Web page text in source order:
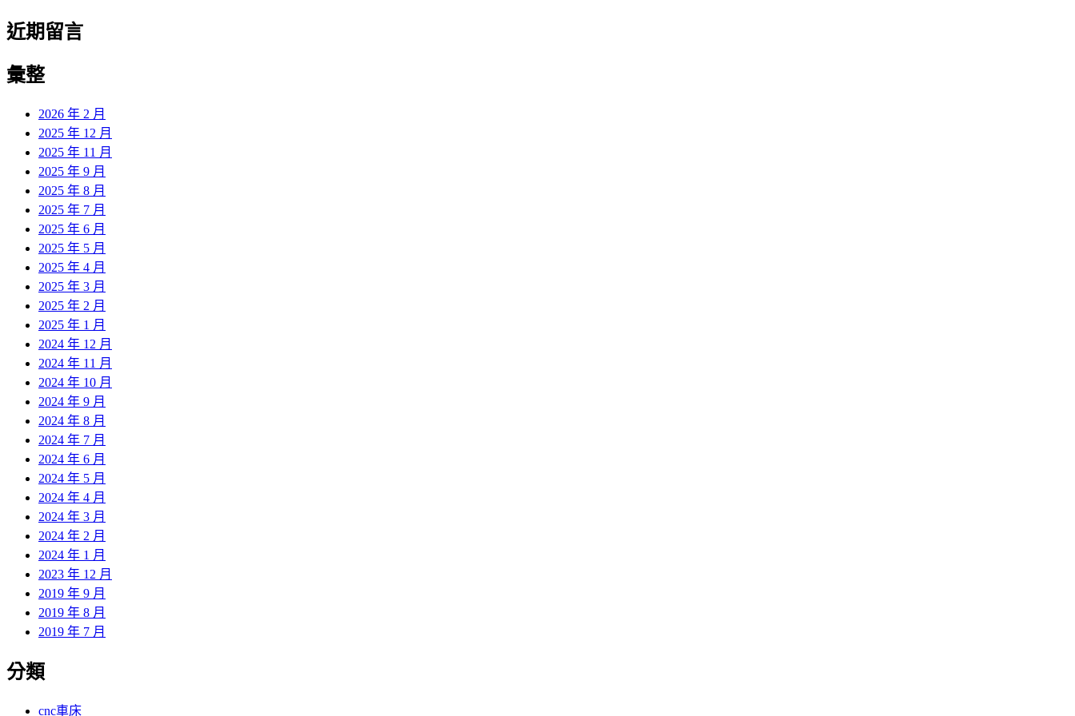
近期留言
彙整
2026 年 2 月
2025 年 12 月
2025 年 11 月
2025 年 9 月
2025 年 8 月
2025 年 7 月
2025 年 6 月
2025 年 5 月
2025 年 4 月
2025 年 3 月
2025 年 2 月
2025 年 1 月
2024 年 12 月
2024 年 11 月
2024 年 10 月
2024 年 9 月
2024 年 8 月
2024 年 7 月
2024 年 6 月
2024 年 5 月
2024 年 4 月
2024 年 3 月
2024 年 2 月
2024 年 1 月
2023 年 12 月
2019 年 9 月
2019 年 8 月
2019 年 7 月
分類
cnc車床